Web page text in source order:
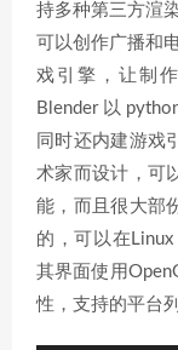
持多种第三方渲
可以创作广播和
戏引擎，让制
Blender 以
同时还内建游戏
术家而设计，可
能，而且很大部
的，可以在
其界面使用
性，支持的平台